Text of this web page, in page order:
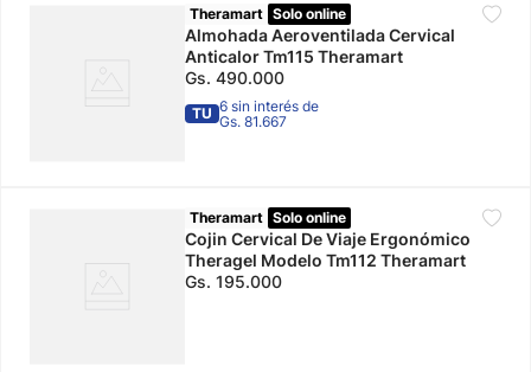
Theramart Solo online
Almohada Aeroventilada Cervical
Anticalor Tm115 Theramart
Gs. 490.000
TU 6 sin interés de
Gs. 81.667
Theramart Solo online
Cojin Cervical De Viaje Ergonómico
Theragel Modelo Tm112 Theramart
Gs. 195.000